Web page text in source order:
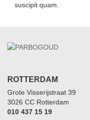
suscipit quam.
ROTTERDAM
Grote Visserijstraat 39
3026 CC Rotterdam
010 437 15 19